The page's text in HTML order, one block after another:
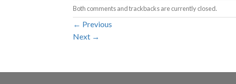
Both comments and trackbacks are currently closed.
← Previous
Next →